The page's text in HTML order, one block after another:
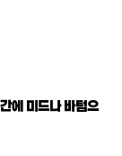
에 미드나 바텀으